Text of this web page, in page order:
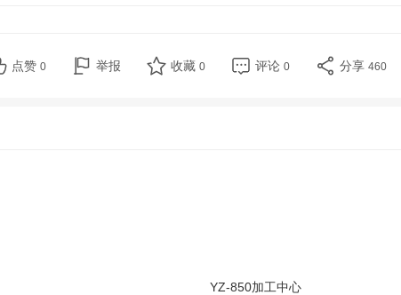
点赞 0 举报 收藏 0 评论 0 分享 460
YZ-850加工中心